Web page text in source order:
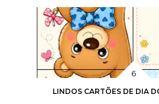
LINDOS CARTÕES DE DIA